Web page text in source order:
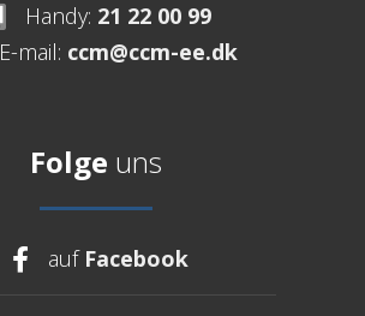
Handy: 21 22 00 99
E-mail: ccm@ccm-ee.dk
Folge uns
auf Facebook